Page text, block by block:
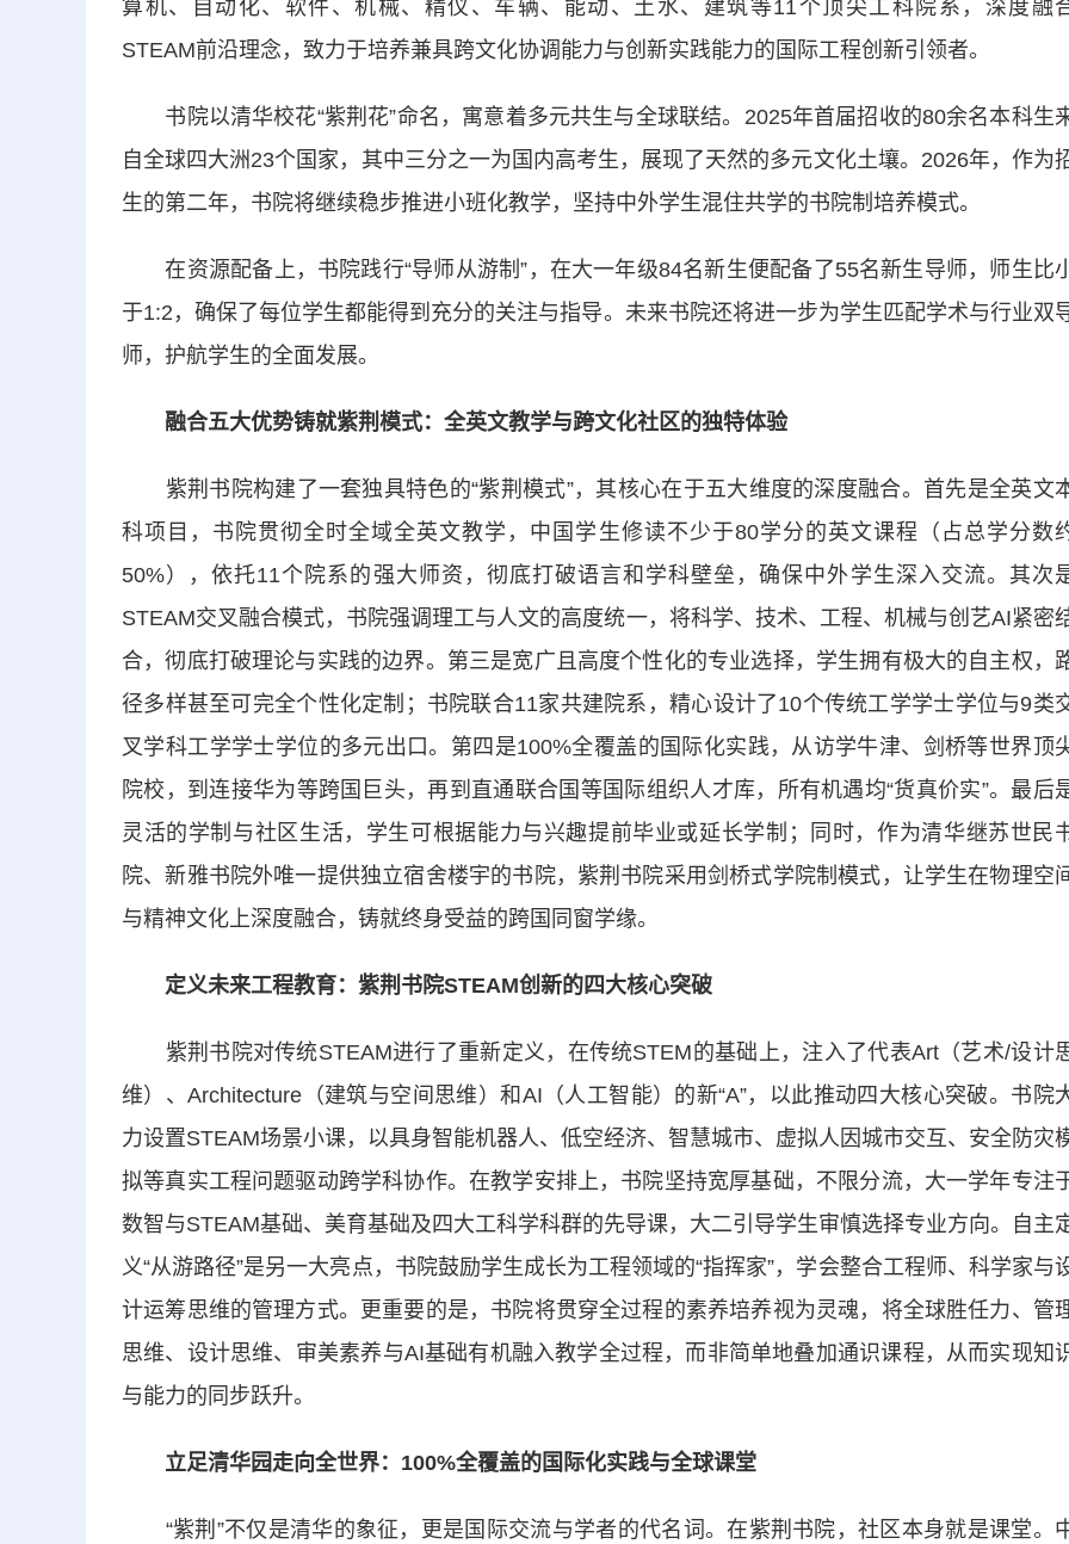
算机、自动化、软件、机械、精仪、车辆、能动、土水、建筑等11个顶尖工科院系，深度融
STEAM前沿理念，致力于培养兼具跨文化协调能力与创新实践能力的国际工程创新引领者。
书院以清华校花“紫荆花”命名，寓意着多元共生与全球联结。2025年首届招收的80余名本科生
自全球四大洲23个国家，其中三分之一为国内高考生，展现了天然的多元文化土壤。2026年，作为
生的第二年，书院将继续稳步推进小班化教学，坚持中外学生混住共学的书院制培养模式。
在资源配备上，书院践行“导师从游制”，在大一年级84名新生便配备了55名新生导师，师生比
于1:2，确保了每位学生都能得到充分的关注与指导。未来书院还将进一步为学生匹配学术与行业双
师，护航学生的全面发展。
融合五大优势铸就紫荆模式：全英文教学与跨文化社区的独特体验
紫荆书院构建了一套独具特色的“紫荆模式”，其核心在于五大维度的深度融合。首先是全英文
科项目，书院贯彻全时全域全英文教学，中国学生修读不少于80学分的英文课程（占总学分数
50%），依托11个院系的强大师资，彻底打破语言和学科壁垒，确保中外学生深入交流。其次
STEAM交叉融合模式，书院强调理工与人文的高度统一，将科学、技术、工程、机械与创艺AI紧密
合，彻底打破理论与实践的边界。第三是宽广且高度个性化的专业选择，学生拥有极大的自主权，
径多样甚至可完全个性化定制；书院联合11家共建院系，精心设计了10个传统工学学士学位与9类
叉学科工学学士学位的多元出口。第四是100%全覆盖的国际化实践，从访学牛津、剑桥等世界顶
院校，到连接华为等跨国巨头，再到直通联合国等国际组织人才库，所有机遇均“货真价实”。最后
灵活的学制与社区生活，学生可根据能力与兴趣提前毕业或延长学制；同时，作为清华继苏世民
院、新雅书院外唯一提供独立宿舍楼宇的书院，紫荆书院采用剑桥式学院制模式，让学生在物理空
与精神文化上深度融合，铸就终身受益的跨国同窗学缘。
定义未来工程教育：紫荆书院STEAM创新的四大核心突破
紫荆书院对传统STEAM进行了重新定义，在传统STEM的基础上，注入了代表Art（艺术/设计
维）、Architecture（建筑与空间思维）和AI（人工智能）的新“A”，以此推动四大核心突破。书院
力设置STEAM场景小课，以具身智能机器人、低空经济、智慧城市、虚拟人因城市交互、安全防灾
拟等真实工程问题驱动跨学科协作。在教学安排上，书院坚持宽厚基础，不限分流，大一学年专注
数智与STEAM基础、美育基础及四大工科学科群的先导课，大二引导学生审慎选择专业方向。自主
义“从游路径”是另一大亮点，书院鼓励学生成长为工程领域的“指挥家”，学会整合工程师、科学家与
计运筹思维的管理方式。更重要的是，书院将贯穿全过程的素养培养视为灵魂，将全球胜任力、管
思维、设计思维、审美素养与AI基础有机融入教学全过程，而非简单地叠加通识课程，从而实现知
与能力的同步跃升。
立足清华园走向全世界：100%全覆盖的国际化实践与全球课堂
“紫荆”不仅是清华的象征，更是国际交流与学者的代名词。在紫荆书院，社区本身就是课堂。